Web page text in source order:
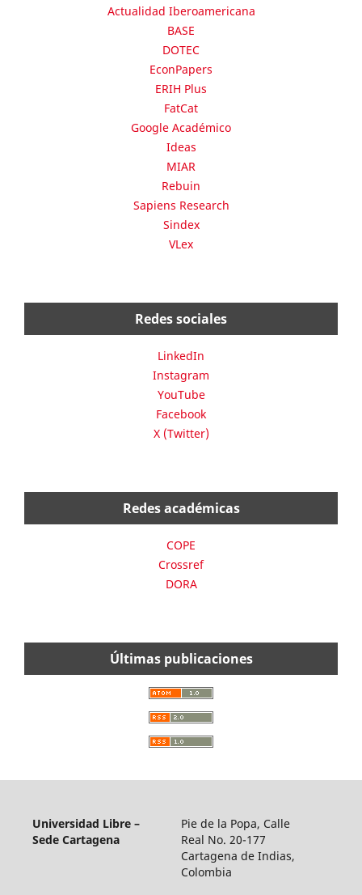
Actualidad Iberoamericana
BASE
DOTEC
EconPapers
ERIH Plus
FatCat
Google Académico
Ideas
MIAR
Rebuin
Sapiens Research
Sindex
VLex
Redes sociales
LinkedIn
Instagram
YouTube
Facebook
X (Twitter)
Redes académicas
COPE
Crossref
DORA
Últimas publicaciones
Universidad Libre –
Sede Cartagena
Pie de la Popa, Calle
Real No. 20-177
Cartagena de Indias,
Colombia